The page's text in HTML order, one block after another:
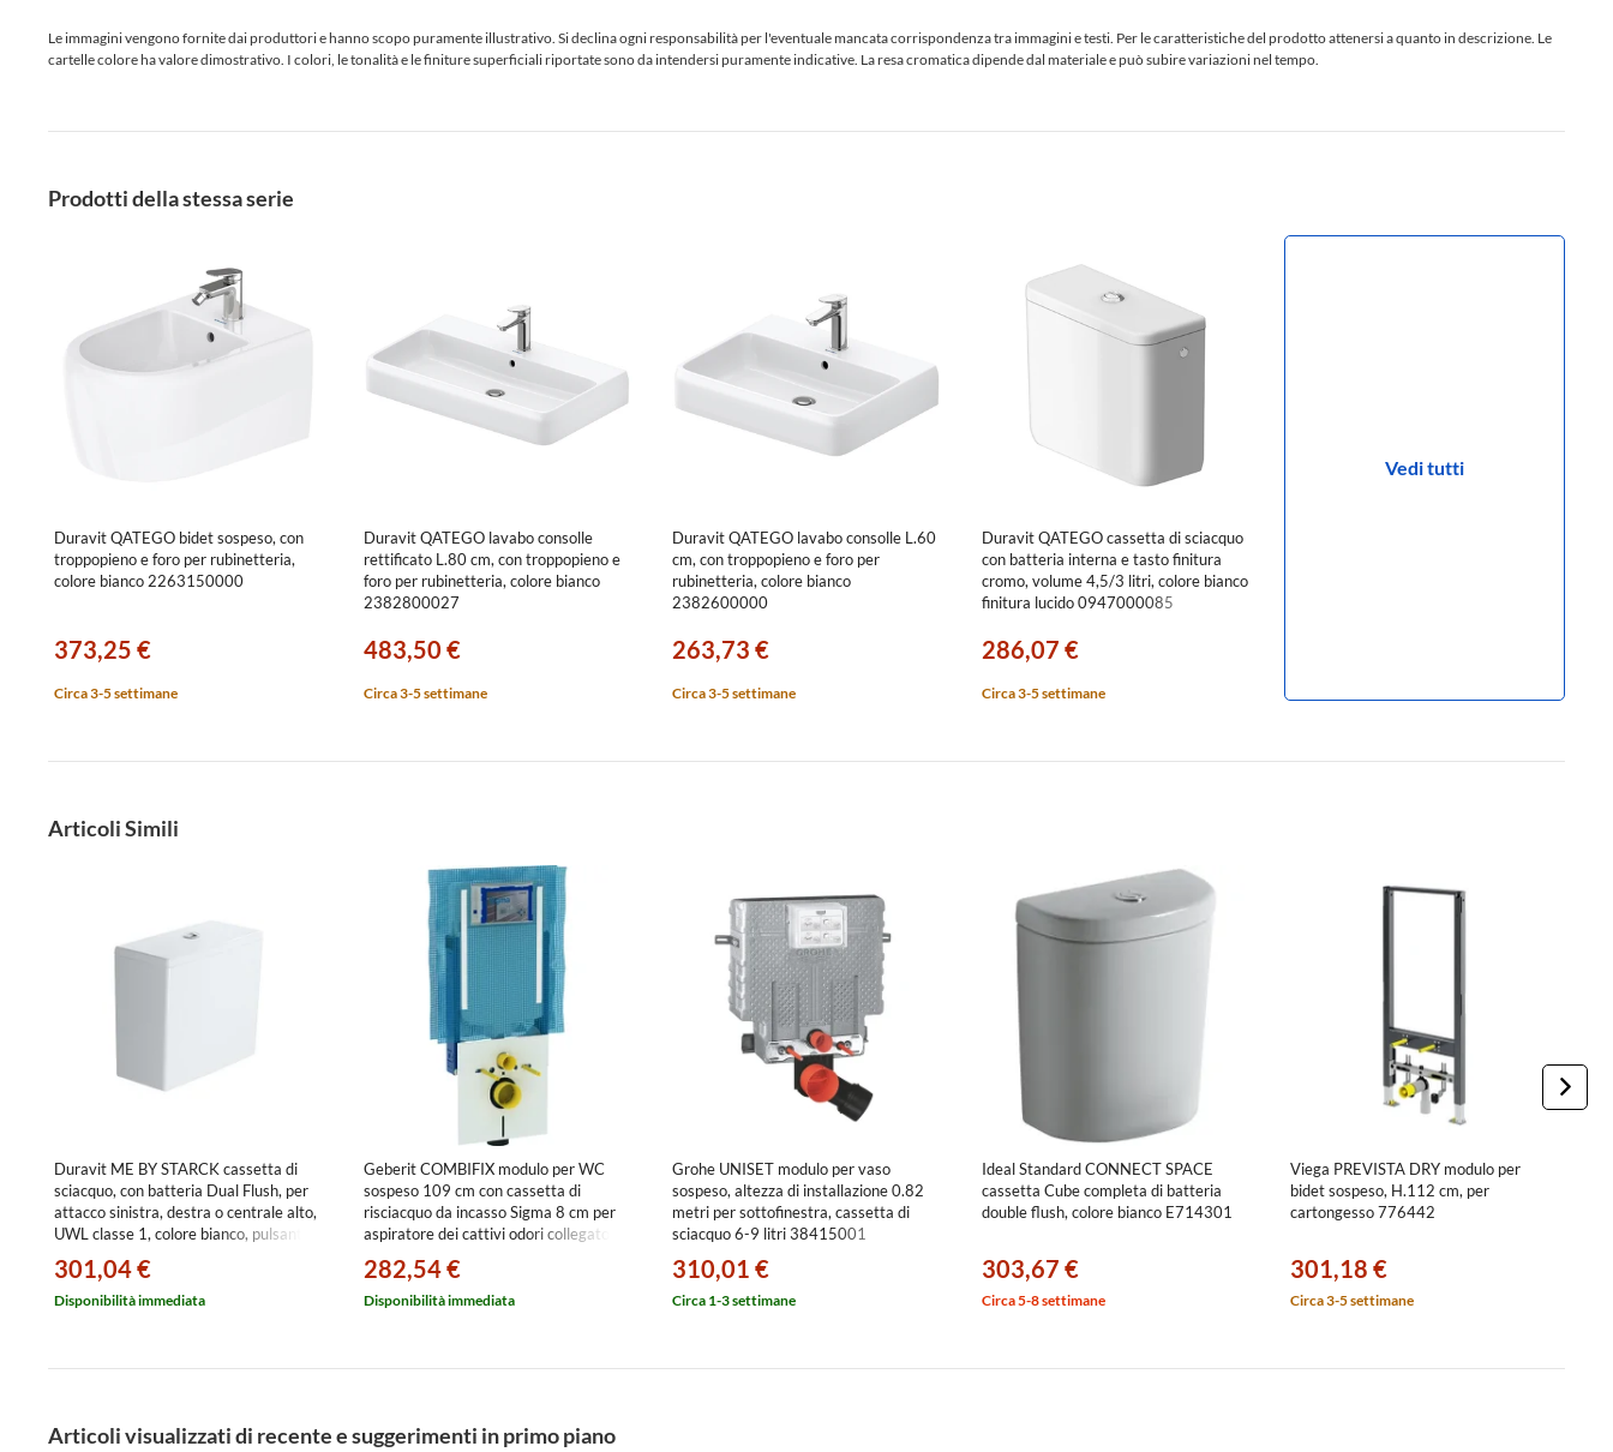
Le immagini vengono fornite dai produttori e hanno scopo puramente illustrativo. Si declina ogni responsabilità per l'eventuale mancata corrispondenza tra immagini e testi. Per le caratteristiche del prodotto attenersi a quanto in descrizione. Le
cartelle colore ha valore dimostrativo. I colori, le tonalità e le finiture superficiali riportate sono da intendersi puramente indicative. La resa cromatica dipende dal materiale e può subire variazioni nel tempo.
Prodotti della stessa serie
Duravit QATEGO bidet sospeso, con
troppopieno e foro per rubinetteria,
colore bianco 2263150000
373,25 €
Circa 3-5 settimane
Duravit QATEGO lavabo consolle
rettificato L.80 cm, con troppopieno e
foro per rubinetteria, colore bianco
2382800027
483,50 €
Circa 3-5 settimane
Duravit QATEGO lavabo consolle L.60
cm, con troppopieno e foro per
rubinetteria, colore bianco
2382600000
263,73 €
Circa 3-5 settimane
Duravit QATEGO cassetta di sciacquo
con batteria interna e tasto finitura
cromo, volume 4,5/3 litri, colore bianco
finitura lucido 0947000085
286,07 €
Circa 3-5 settimane
Vedi tutti
Articoli Simili
Duravit ME BY STARCK cassetta di
sciacquo, con batteria Dual Flush, per
attacco sinistra, destra o centrale alto,
UWL classe 1, colore bianco, pulsante
301,04 €
Disponibilità immediata
Geberit COMBIFIX modulo per WC
sospeso 109 cm con cassetta di
risciacquo da incasso Sigma 8 cm per
aspiratore dei cattivi odori collegato a
282,54 €
Disponibilità immediata
Grohe UNISET modulo per vaso
sospeso, altezza di installazione 0.82
metri per sottofinestra, cassetta di
sciacquo 6-9 litri 38415001
310,01 €
Circa 1-3 settimane
Ideal Standard CONNECT SPACE
cassetta Cube completa di batteria
double flush, colore bianco E714301
303,67 €
Circa 5-8 settimane
Viega PREVISTA DRY modulo per
bidet sospeso, H.112 cm, per
cartongesso 776442
301,18 €
Circa 3-5 settimane
Articoli visualizzati di recente e suggerimenti in primo piano